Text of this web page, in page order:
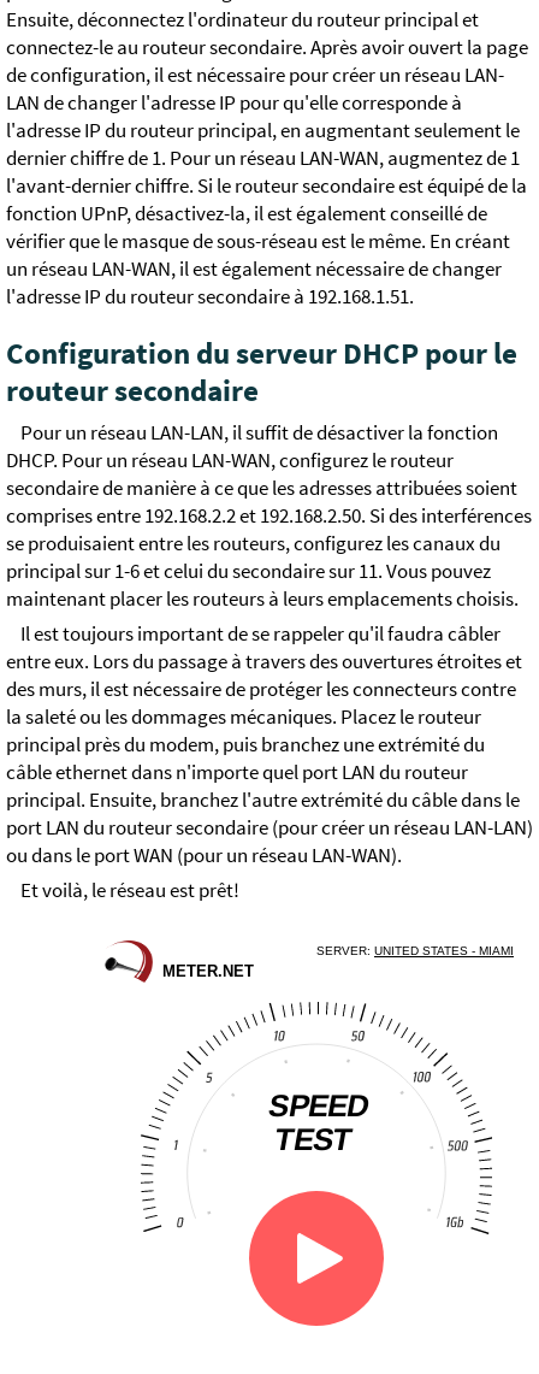
Ensuite, déconnectez l'ordinateur du routeur principal et
connectez-le au routeur secondaire. Après avoir ouvert la page
de configuration, il est nécessaire pour créer un réseau LAN-
LAN de changer l'adresse IP pour qu'elle corresponde à
l'adresse IP du routeur principal, en augmentant seulement le
dernier chiffre de 1. Pour un réseau LAN-WAN, augmentez de 1
l'avant-dernier chiffre. Si le routeur secondaire est équipé de la
fonction UPnP, désactivez-la, il est également conseillé de
vérifier que le masque de sous-réseau est le même. En créant
un réseau LAN-WAN, il est également nécessaire de changer
l'adresse IP du routeur secondaire à 192.168.1.51.
Configuration du serveur DHCP pour le
routeur secondaire
Pour un réseau LAN-LAN, il suffit de désactiver la fonction
DHCP. Pour un réseau LAN-WAN, configurez le routeur
secondaire de manière à ce que les adresses attribuées soient
comprises entre 192.168.2.2 et 192.168.2.50. Si des interférences
se produisaient entre les routeurs, configurez les canaux du
principal sur 1-6 et celui du secondaire sur 11. Vous pouvez
maintenant placer les routeurs à leurs emplacements choisis.
Il est toujours important de se rappeler qu'il faudra câbler
entre eux. Lors du passage à travers des ouvertures étroites et
des murs, il est nécessaire de protéger les connecteurs contre
la saleté ou les dommages mécaniques. Placez le routeur
principal près du modem, puis branchez une extrémité du
câble ethernet dans n'importe quel port LAN du routeur
principal. Ensuite, branchez l'autre extrémité du câble dans le
port LAN du routeur secondaire (pour créer un réseau LAN-LAN)
ou dans le port WAN (pour un réseau LAN-WAN).
Et voilà, le réseau est prêt!